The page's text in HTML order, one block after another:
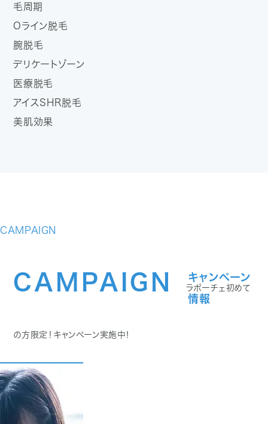
毛周期
Oライン脱毛
腕脱毛
デリケートゾーン
医療脱毛
アイスSHR脱毛
美肌効果
CAMPAIGN
CAMPAIGN
キャンペーン
情報
ラポーチェ初めて
の方限定！キャンペーン実施中！